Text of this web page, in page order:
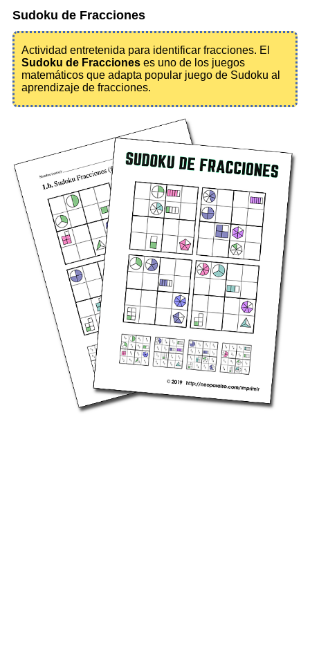
Sudoku de Fracciones
Actividad entretenida para identificar fracciones. El
Sudoku de Fracciones es uno de los juegos
matemáticos que adapta popular juego de Sudoku al
aprendizaje de fracciones.